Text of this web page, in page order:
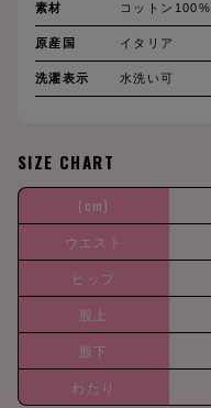
素材 コットン100%
原産国 イタリア
洗濯表示 水洗い可
SIZE CHART
(cm)
ウエスト
ヒップ
股上
股下
わたり